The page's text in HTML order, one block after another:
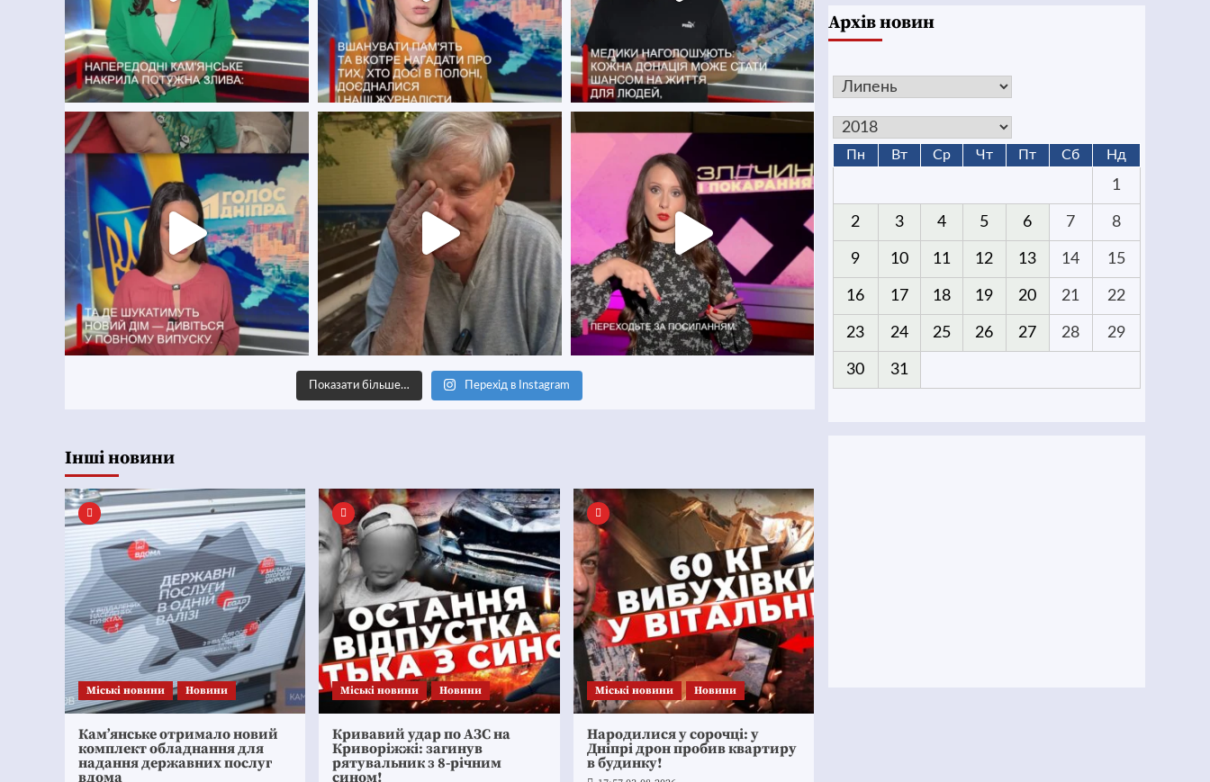
Показати більше… Перехід в Instagram
Інші новини
Mіські новини Новини
Кам’янське отримало новий
комплект обладнання для
надання державних послуг
вдома
Mіські новини Новини
Кривавий удар по АЗС на
Криворіжжі: загинув
рятувальник з 8-річним
сином!
Mіські новини Новини
Народилися у сорочці: у
Дніпрі дрон пробив квартиру
в будинку!
Архів новин
Пн Вт Ср Чт Пт Сб Нд
1
2 3 4 5 6 7 8
9 10 11 12 13 14 15
16 17 18 19 20 21 22
23 24 25 26 27 28 29
30 31